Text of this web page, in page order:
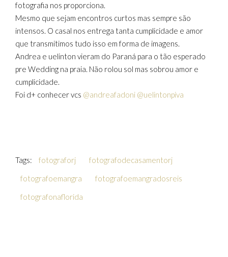
fotografia nos proporciona.
Mesmo que sejam encontros curtos mas sempre são
intensos. O casal nos entrega tanta cumplicidade e amor
que transmitimos tudo isso em forma de imagens.
Andrea e uelinton vieram do Paraná para o tão esperado
pre Wedding na praia. Não rolou sol mas sobrou amor e
cumplicidade.
Foi d+ conhecer vcs @andreafadoni @uelintonpiva
Tags: fotograforj
fotografodecasamentorj
fotografoemangra
fotografoemangradosreis
fotografonaflorida